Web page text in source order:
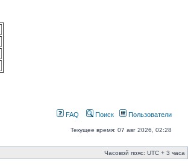
FAQ Поиск Пользователи
Текущее время: 07 авг 2026, 02:28
Часовой пояс: UTC + 3 часа